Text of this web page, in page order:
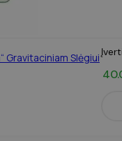
Gravitaciniam Slėgiui